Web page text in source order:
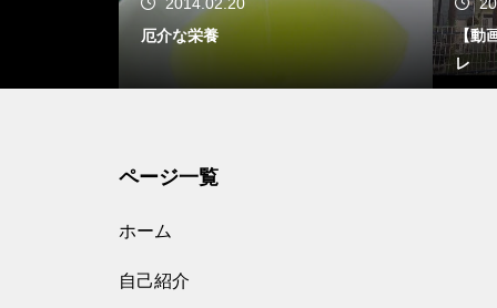
厄介な栄養
【動
レ
ページ一覧
ホーム
自己紹介